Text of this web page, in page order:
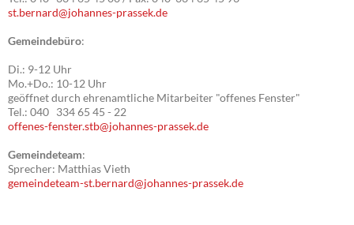
st.bernard@johannes-prassek.de
Gemeindebüro:
Di.: 9-12 Uhr
Mo.+Do.: 10-12 Uhr
geöffnet durch ehrenamtliche Mitarbeiter "offenes Fenster"
Tel.: 040 334 65 45 - 22
offenes-fenster.stb@johannes-prassek.de
Gemeindeteam:
Sprecher: Matthias Vieth
gemeindeteam-st.bernard@johannes-prassek.de